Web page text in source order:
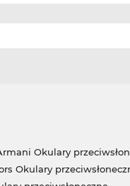
Okulary
Okulary